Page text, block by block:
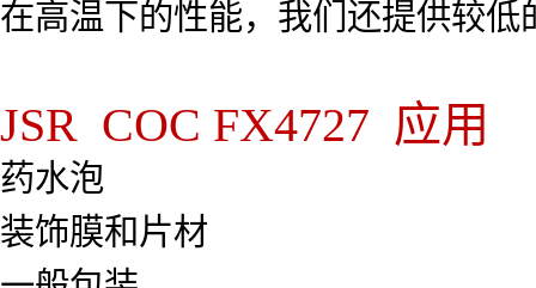
在高温下的性能，我们还提供较低
JSR COC FX4727 应用
药水泡
装饰膜和片材